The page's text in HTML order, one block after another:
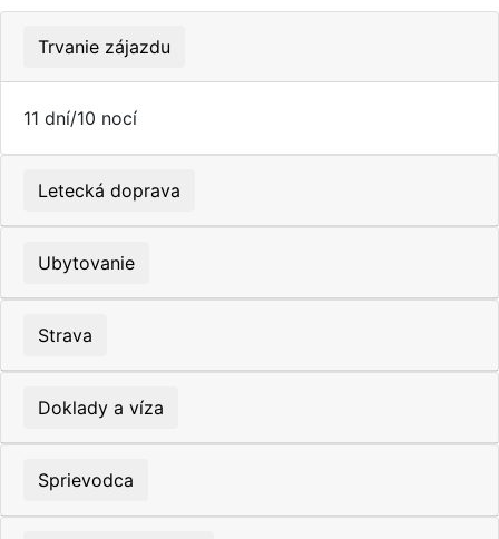
Trvanie zájazdu
11 dní/10 nocí
Letecká doprava
Ubytovanie
Strava
Doklady a víza
Sprievodca